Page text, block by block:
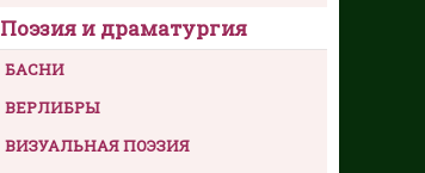
Поэзия и драматургия
БАСНИ
ВЕРЛИБРЫ
ВИЗУАЛЬНАЯ ПОЭЗИЯ